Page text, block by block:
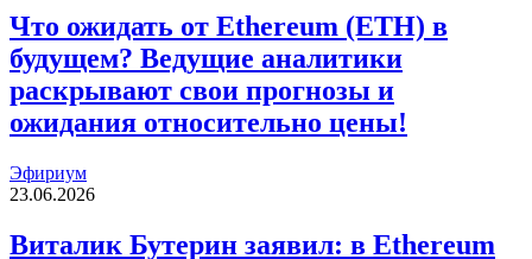
Что ожидать от Ethereum (ETH) в
будущем? Ведущие аналитики
раскрывают свои прогнозы и
ожидания относительно цены!
Эфириум
23.06.2026
Виталик Бутерин заявил: в Ethereum